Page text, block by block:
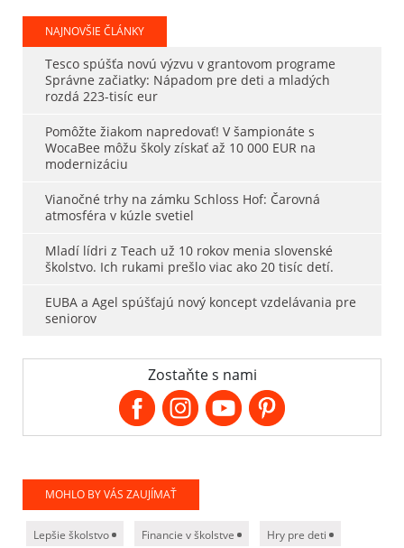
NAJNOVŠIE ČLÁNKY
Tesco spúšťa novú výzvu v grantovom programe
Správne začiatky: Nápadom pre deti a mladých
rozdá 223-tisíc eur
Pomôžte žiakom napredovať! V šampionáte s
WocaBee môžu školy získať až 10 000 EUR na
modernizáciu
Vianočné trhy na zámku Schloss Hof: Čarovná
atmosféra v kúzle svetiel
Mladí lídri z Teach už 10 rokov menia slovenské
školstvo. Ich rukami prešlo viac ako 20 tisíc detí.
EUBA a Agel spúšťajú nový koncept vzdelávania pre
seniorov
Zostaňte s nami
MOHLO BY VÁS ZAUJÍMAŤ
Lepšie školstvo Financie v školstve Hry pre deti